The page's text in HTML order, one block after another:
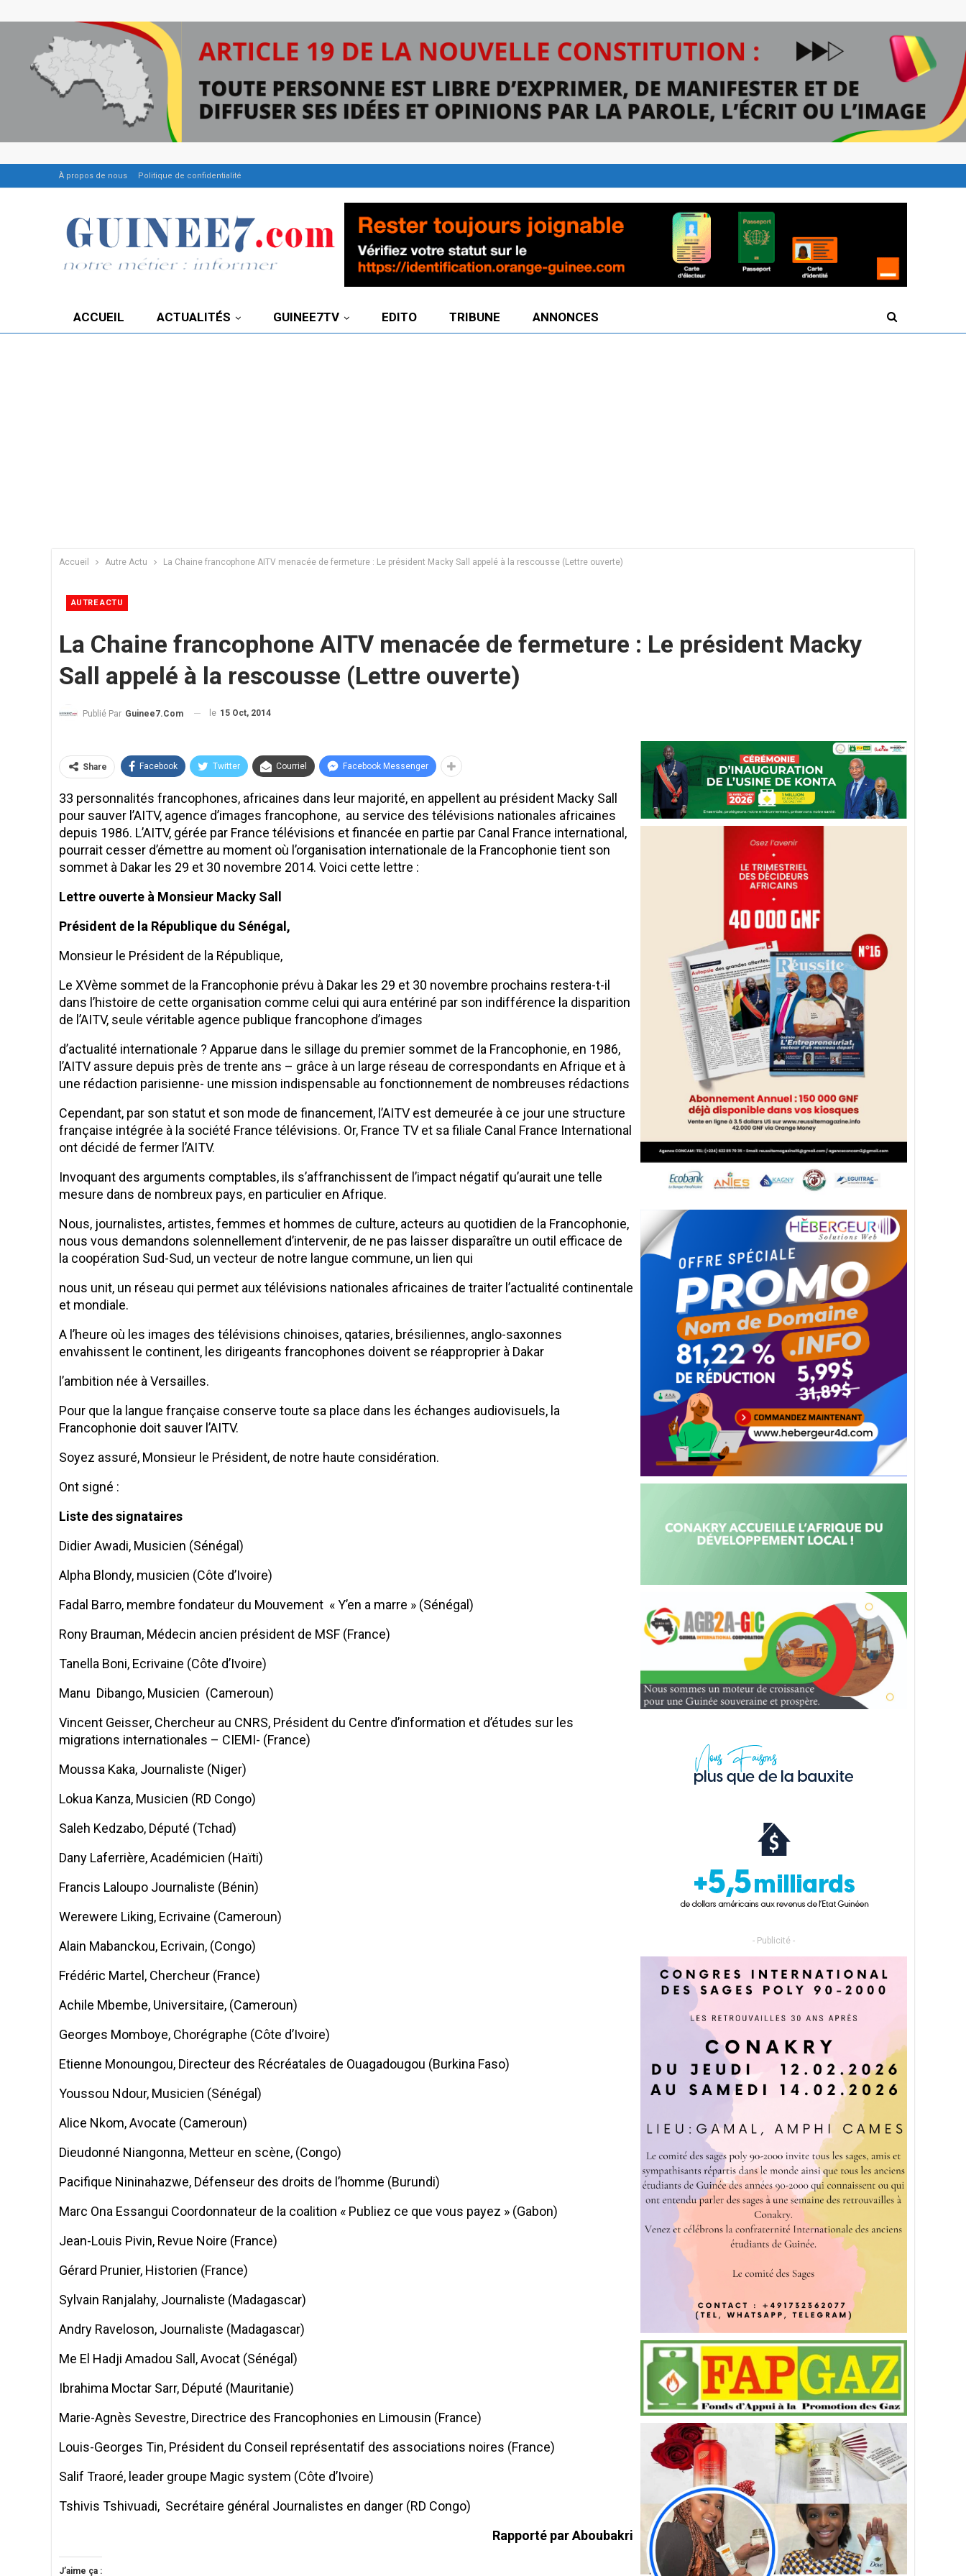
À propos de nous Politique de confidentialité
ACCUEIL ACTUALITÉS GUINEE7TV EDITO TRIBUNE ANNONCES
Accueil Autre Actu La Chaine francophone AITV menacée de fermeture : Le président Macky Sall appelé à la rescousse (Lettre ouverte)
AUTRE ACTU
La Chaine francophone AITV menacée de fermeture : Le président Macky
Sall appelé à la rescousse (Lettre ouverte)
Publié Par Guinee7.com le 15 Oct, 2014
Share Facebook Twitter Courriel Facebook Messenger
33 personnalités francophones, africaines dans leur majorité, en appellent au président Macky Sall
pour sauver l’AITV, agence d’images francophone, au service des télévisions nationales africaines
depuis 1986. L’AITV, gérée par France télévisions et financée en partie par Canal France international,
pourrait cesser d’émettre au moment où l’organisation internationale de la Francophonie tient son
sommet à Dakar les 29 et 30 novembre 2014. Voici cette lettre :
Lettre ouverte à Monsieur Macky Sall
Président de la République du Sénégal,
Monsieur le Président de la République,
Le XVème sommet de la Francophonie prévu à Dakar les 29 et 30 novembre prochains restera-t-il
dans l’histoire de cette organisation comme celui qui aura entériné par son indifférence la disparition
de l’AITV, seule véritable agence publique francophone d’images
d’actualité internationale ? Apparue dans le sillage du premier sommet de la Francophonie, en 1986,
l’AITV assure depuis près de trente ans – grâce à un large réseau de correspondants en Afrique et à
une rédaction parisienne- une mission indispensable au fonctionnement de nombreuses rédactions
Cependant, par son statut et son mode de financement, l’AITV est demeurée à ce jour une structure
française intégrée à la société France télévisions. Or, France TV et sa filiale Canal France International
ont décidé de fermer l’AITV.
Invoquant des arguments comptables, ils s’affranchissent de l’impact négatif qu’aurait une telle
mesure dans de nombreux pays, en particulier en Afrique.
Nous, journalistes, artistes, femmes et hommes de culture, acteurs au quotidien de la Francophonie,
nous vous demandons solennellement d’intervenir, de ne pas laisser disparaître un outil efficace de
la coopération Sud-Sud, un vecteur de notre langue commune, un lien qui
nous unit, un réseau qui permet aux télévisions nationales africaines de traiter l’actualité continentale
et mondiale.
A l’heure où les images des télévisions chinoises, qataries, brésiliennes, anglo-saxonnes
envahissent le continent, les dirigeants francophones doivent se réapproprier à Dakar
l’ambition née à Versailles.
Pour que la langue française conserve toute sa place dans les échanges audiovisuels, la
Francophonie doit sauver l’AITV.
Soyez assuré, Monsieur le Président, de notre haute considération.
Ont signé :
Liste des signataires
Didier Awadi, Musicien (Sénégal)
Alpha Blondy, musicien (Côte d’Ivoire)
Fadal Barro, membre fondateur du Mouvement « Y’en a marre » (Sénégal)
Rony Brauman, Médecin ancien président de MSF (France)
Tanella Boni, Ecrivaine (Côte d’Ivoire)
Manu Dibango, Musicien (Cameroun)
Vincent Geisser, Chercheur au CNRS, Président du Centre d’information et d’études sur les
migrations internationales – CIEMI- (France)
Moussa Kaka, Journaliste (Niger)
Lokua Kanza, Musicien (RD Congo)
Saleh Kedzabo, Député (Tchad)
Dany Laferrière, Académicien (Haïti)
Francis Laloupo Journaliste (Bénin)
Werewere Liking, Ecrivaine (Cameroun)
Alain Mabanckou, Ecrivain, (Congo)
Frédéric Martel, Chercheur (France)
Achile Mbembe, Universitaire, (Cameroun)
Georges Momboye, Chorégraphe (Côte d’Ivoire)
Etienne Monoungou, Directeur des Récréatales de Ouagadougou (Burkina Faso)
Youssou Ndour, Musicien (Sénégal)
Alice Nkom, Avocate (Cameroun)
Dieudonné Niangonna, Metteur en scène, (Congo)
Pacifique Nininahazwe, Défenseur des droits de l’homme (Burundi)
Marc Ona Essangui Coordonnateur de la coalition « Publiez ce que vous payez » (Gabon)
Jean-Louis Pivin, Revue Noire (France)
Gérard Prunier, Historien (France)
Sylvain Ranjalahy, Journaliste (Madagascar)
Andry Raveloson, Journaliste (Madagascar)
Me El Hadji Amadou Sall, Avocat (Sénégal)
Ibrahima Moctar Sarr, Député (Mauritanie)
Marie-Agnès Sevestre, Directrice des Francophonies en Limousin (France)
Louis-Georges Tin, Président du Conseil représentatif des associations noires (France)
Salif Traoré, leader groupe Magic system (Côte d’Ivoire)
Tshivis Tshivuadi, Secrétaire général Journalistes en danger (RD Congo)
Rapporté par Aboubakri
J’aime ça :
- Publicité -